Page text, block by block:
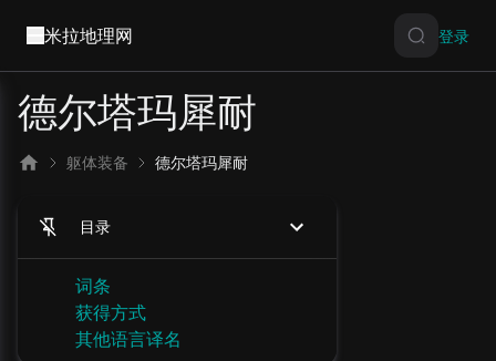
米拉地理网 登录
德尔塔玛犀耐
躯体装备 德尔塔玛犀耐
目录
词条
获得方式
其他语言译名